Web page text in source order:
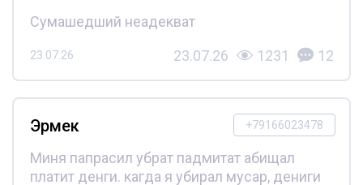
Сумашедший неадекват
23.07.26 23.07.26 1231 12
+79166023478
Эрмек
Миня папрасил убрат падмитат абищал
платит денги. кагда я убирал мусар, дениги